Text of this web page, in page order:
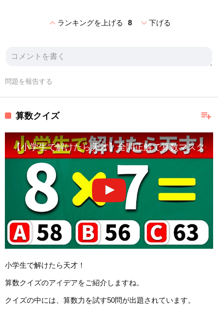
expand_lessランキングを上げる 8 expand_more下げる
問題を報告する
playlist_add
算数クイズ
【小学生で解けたら天才】全問正解で算数マスター
小学生で解けたら天才！
算数クイズのアイデアをご紹介しますね。
クイズの中には、算数力を試す50問が出題されています。